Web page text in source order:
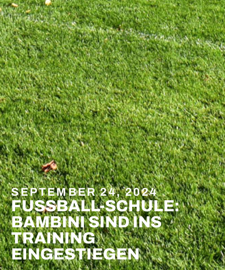
SEPTEMBER 24, 2024
FUSSBALL-SCHULE:
BAMBINI SIND INS
TRAINING
EINGESTIEGEN